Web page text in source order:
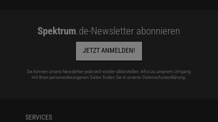
Spektrum.de-Newsletter abonnieren
JETZT ANMELDEN!
Sie können unsere Newsletter jederzeit wieder abbestellen. Infos zu unserem Umgang
mit Ihren personenbezogenen Daten finden Sie in unserer Datenschutzerklärung
SERVICES